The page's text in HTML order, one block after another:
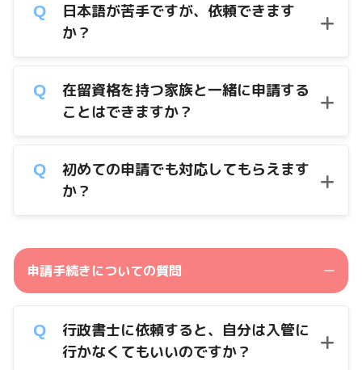
日本語が苦手ですが、依頼できます
か？
在留資格を持つ家族と一緒に申請する
ことはできますか？
初めての申請でも対応してもらえます
か？
申請手続きについての質問
行政書士に依頼すると、自分は入管に
行かなくてもいいのですか？